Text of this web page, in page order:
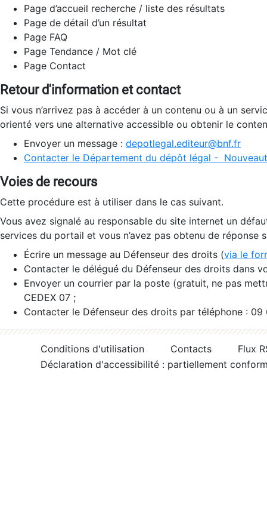
Page d’accueil recherche / liste des résultats
Page de détail d’un résultat
Page FAQ
Page Tendance / Mot clé
Page Contact
Retour d'information et contact
Si vous n’arrivez pas à accéder à un contenu ou à un
orienté vers une alternative accessible ou obtenir le
Envoyer un message : depotlegal.editeur@bnf.fr
Contacter le Département du dépôt légal -
Voies de recours
Cette procédure est à utiliser dans le cas suivant.
Vous avez signalé au responsable du site internet un
services du portail et vous n’avez pas obtenu de réponse
Écrire un message au Défenseur des droits (via le
Contacter le délégué du Défenseur des droits dans
Envoyer un courrier par la poste (gratuit, ne pas
CEDEX 07 ;
Contacter le Défenseur des droits par téléphone :
Conditions d'utilisation Contacts
Flux
Déclaration d'accessibilité : partiellement